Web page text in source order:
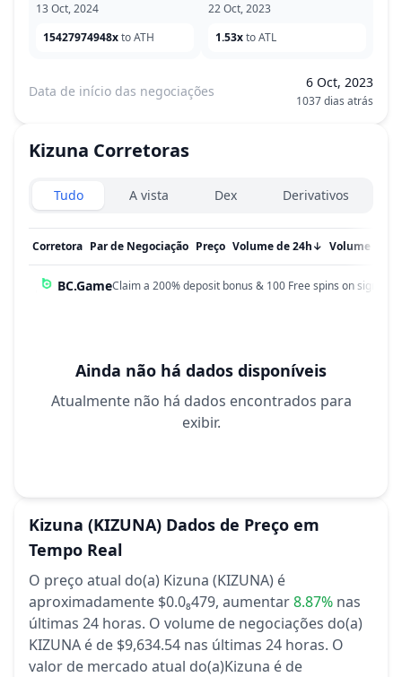
13 Oct, 2024
15427974948xto ATH
22 Oct, 2023
1.53xto ATL
Data de início das negociações
6 Oct, 2023
1037 dias atrás
Kizuna Corretoras
Exchanges type
Tudo A vista Dex Derivativos
Corretora Par de Negociação Preço ↓
Volume de 24h Volume em %
BC.GameClaim a 200% deposit bonus & 100 Free spins on sign up!
Ainda não há dados disponíveis
Atualmente não há dados encontrados para
exibir.
Kizuna (KIZUNA) Dados de Preço em
Tempo Real
O preço atual do(a) Kizuna (KIZUNA) é
aproximadamente $0.0₈479, aumentar8.87% nas
últimas 24 horas. O volume de negociações do(a)
KIZUNA é de $9,634.54 nas últimas 24 horas. O
valor de mercado atual do(a)Kizuna é de